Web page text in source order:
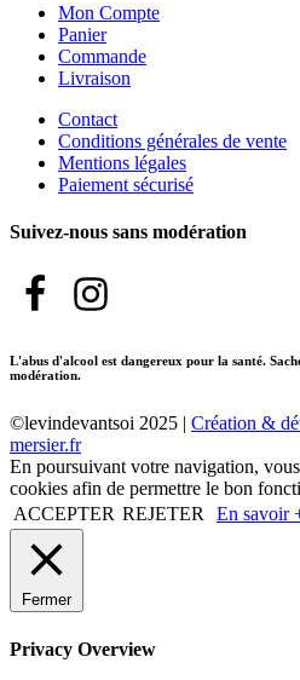
Mon Compte
Panier
Commande
Livraison
Contact
Conditions générales de vente
Mentions légales
Paiement sécurisé
Suivez-nous sans modération
L'abus d'alcool est dangereux pour la santé.
modération.
©levindevantsoi 2025 | Création &
mersier.fr
En poursuivant votre navigation,
cookies afin de permettre le bon
ACCEPTER REJETER En savoir
Fermer
Privacy Overview